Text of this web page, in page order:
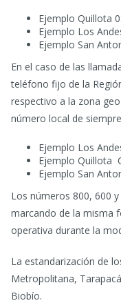
Ejemplo Quillota
Ejemplo Los
Ejemplo San
En el caso de las
teléfono fijo de la
respectivo a la zona
número local de
Ejemplo Los
Ejemplo Quillota
Ejemplo San
Los números 800, 600
marcando de la misma
operativa durante la
La estandarización de
Metropolitana,
Biobío.